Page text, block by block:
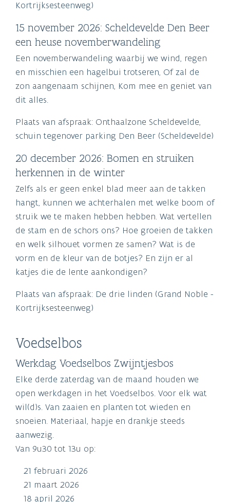
Kortrijksesteenweg)
15 november 2026: Scheldevelde Den Beer
een heuse novemberwandeling
Een novemberwandeling waarbij we wind, regen
en misschien een hagelbui trotseren, Of zal de
zon aangenaam schijnen, Kom mee en geniet van
dit alles.
Plaats van afspraak: Onthaalzone Scheldevelde,
schuin tegenover parking Den Beer (Scheldevelde)
20 december 2026: Bomen en struiken
herkennen in de winter
Zelfs als er geen enkel blad meer aan de takken
hangt, kunnen we achterhalen met welke boom of
struik we te maken hebben hebben. Wat vertellen
de stam en de schors ons? Hoe groeien de takken
en welk silhouet vormen ze samen? Wat is de
vorm en de kleur van de botjes? En zijn er al
katjes die de lente aankondigen?
Plaats van afspraak: De drie linden (Grand Noble -
Kortrijksesteenweg)
Voedselbos
Werkdag Voedselbos Zwijntjesbos
Elke derde zaterdag van de maand houden we
open werkdagen in het Voedselbos. Voor elk wat
wil(d)s. Van zaaien en planten tot wieden en
snoeien. Materiaal, hapje en drankje steeds
aanwezig.
Van 9u30 tot 13u op:
21 februari 2026
21 maart 2026
18 april 2026